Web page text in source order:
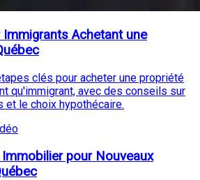
Achetant une
clés pour acheter une propriété
qu'immigrant, avec des conseils sur
et le choix hypothécaire.
Immobilier pour Nouveaux